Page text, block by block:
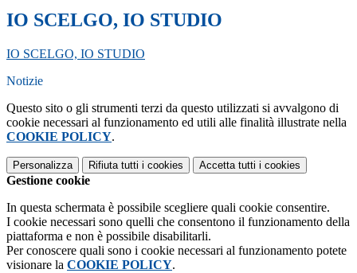
IO SCELGO, IO STUDIO
IO SCELGO, IO STUDIO
Notizie
Questo sito o gli strumenti terzi da questo utilizzati si avvalgono di
cookie necessari al funzionamento ed utili alle finalità illustrate nella
COOKIE POLICY.
Personalizza Rifiuta tutti i cookies Accetta tutti i cookies
Gestione cookie
In questa schermata è possibile scegliere quali cookie consentire.
I cookie necessari sono quelli che consentono il funzionamento della
piattaforma e non è possibile disabilitarli.
Per conoscere quali sono i cookie necessari al funzionamento potete
visionare la COOKIE POLICY.